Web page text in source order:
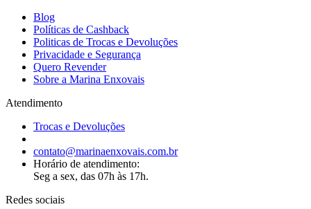
Blog
Políticas de Cashback
Politicas de Trocas e Devoluções
Privacidade e Segurança
Quero Revender
Sobre a Marina Enxovais
Atendimento
Trocas e Devoluções
contato@marinaenxovais.com.br
Horário de atendimento:
Seg a sex, das 07h às 17h.
Redes sociais